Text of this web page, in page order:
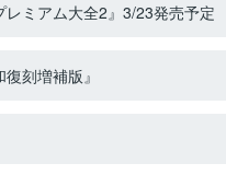
レミアム大全2』3/23発売予定
刻増補版』